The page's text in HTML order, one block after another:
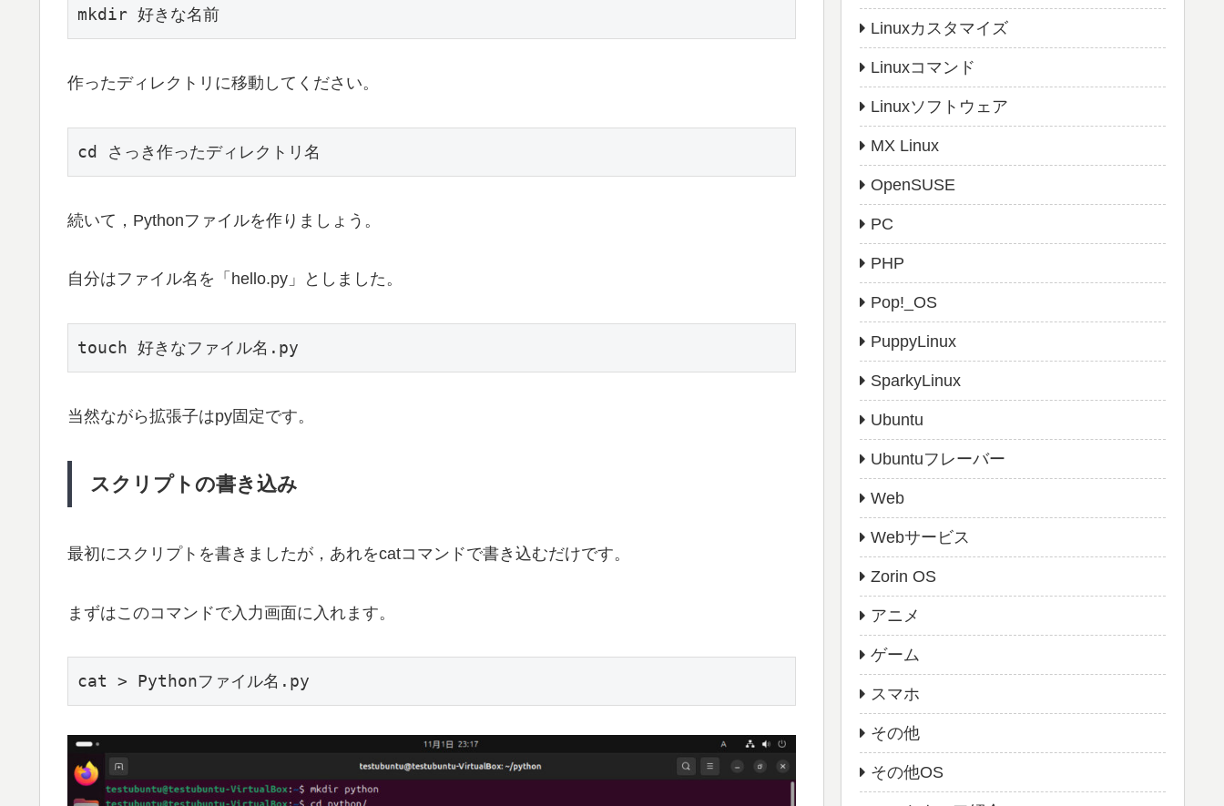
mkdir 好きな名前
作ったディレクトリに移動してください。
cd さっき作ったディレクトリ名
続いて，Pythonファイルを作りましょう。
自分はファイル名を「hello.py」としました。
touch 好きなファイル名.py
当然ながら拡張子はpy固定です。
スクリプトの書き込み
最初にスクリプトを書きましたが，あれをcatコマンドで書き込むだけです。
まずはこのコマンドで入力画面に入れます。
cat > Pythonファイル名.py
Linuxカスタマイズ
Linuxコマンド
Linuxソフトウェア
MX Linux
OpenSUSE
PC
PHP
Pop!_OS
PuppyLinux
SparkyLinux
Ubuntu
Ubuntuフレーバー
Web
Webサービス
Zorin OS
アニメ
ゲーム
スマホ
その他
その他OS